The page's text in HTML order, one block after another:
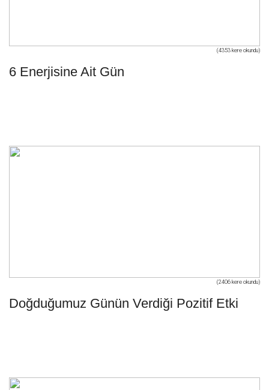
(4353 kere okundu)
6 Enerjisine Ait Gün
(2406 kere okundu)
Doğduğumuz Günün Verdiği Pozitif Etki